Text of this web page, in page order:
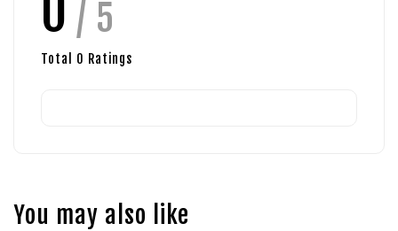
/ 5
Total 0 Ratings
You may also like